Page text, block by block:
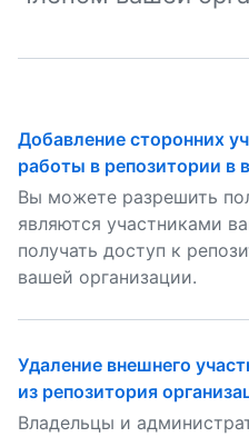
Добавление сторонних
работы в репозитории в
Вы можете разрешить
являются участниками
получать доступ к
вашей организации.
Удаление внешнего
из репозитория
Владельцы и